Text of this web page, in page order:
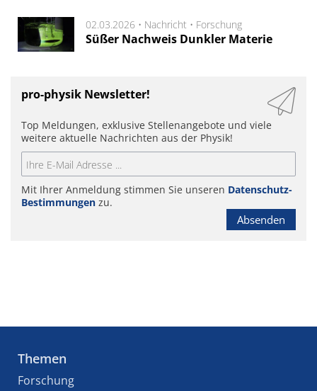
02.03.2026 • Nachricht • Forschung
Süßer Nachweis Dunkler Materie
pro-physik Newsletter!
Top Meldungen, exklusive Stellenangebote und viele
weitere aktuelle Nachrichten aus der Physik!
Mit Ihrer Anmeldung stimmen Sie unseren Datenschutz-
Bestimmungen zu.
Absenden
Themen
Forschung